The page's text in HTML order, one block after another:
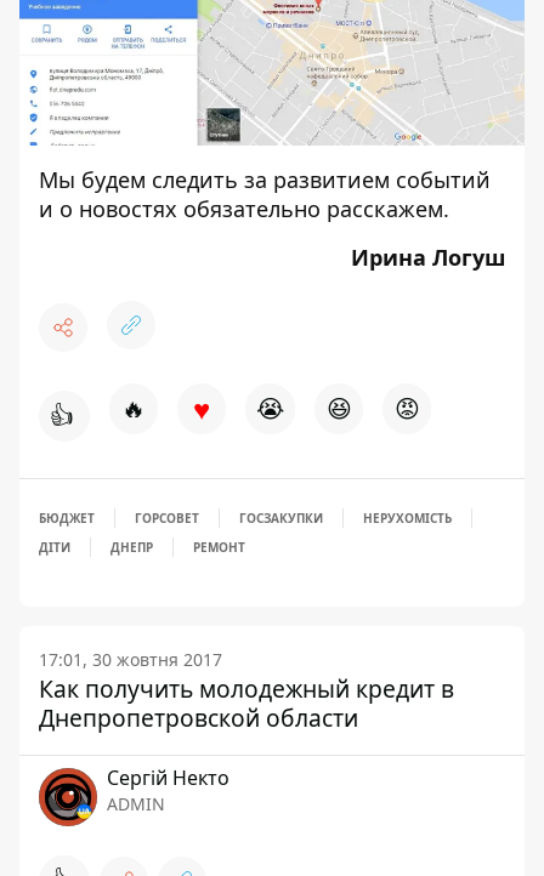
Мы будем следить за развитием событий
и о новостях обязательно расскажем.
Ирина Логуш
👍 🔥 ♥ 😭 😆 😡
БЮДЖЕТ ГОРСОВЕТ ГОСЗАКУПКИ
НЕРУХОМІСТЬ
ДІТИ
ДНЕПР РЕМОНТ
17:01, 30 жовтня 2017
Как получить молодежный кредит в
Днепропетровской области
Сергій Некто
ADMIN